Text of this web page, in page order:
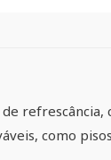
como